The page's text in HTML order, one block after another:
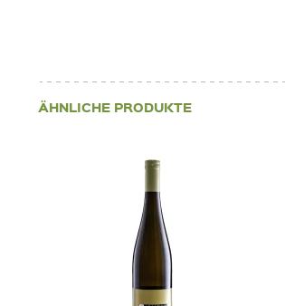
ÄHNLICHE PRODUKTE